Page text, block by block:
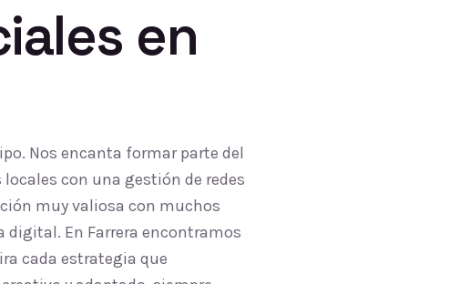
en
Nos encanta formar parte del
con una gestión de redes
muy valiosa con muchos
digital. En Farrera encontramos
cada estrategia que